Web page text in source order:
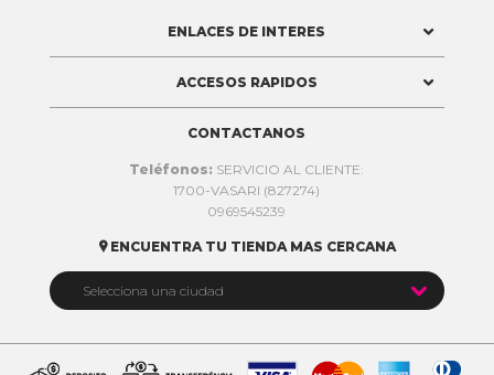
ENLACES DE INTERES
ACCESOS RAPIDOS
CONTACTANOS
Teléfonos: SERVICIO AL CLIENTE:
1700-VASARI (827274)
0969545239
 ENCUENTRA TU TIENDA MAS CERCANA
Selecciona una ciudad 